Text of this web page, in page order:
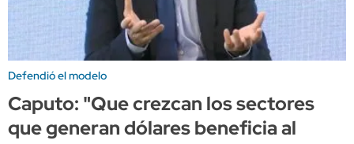
Defendió el modelo
Caputo: "Que crezcan los sectores
que generan dólares beneficia al